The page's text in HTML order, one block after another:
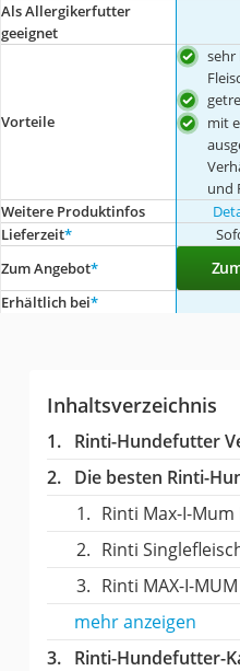
Als Allergikerfutter
geeignet
Vorteile
sehr
mit
und
Weitere Produktinfos
Lieferzeit*
Zum Angebot*
Erhältlich bei*
Inhaltsverzeichnis
Rinti-Hundefutter
Die besten Rinti-
Rinti Max-I-Mum
Rinti
Rinti MAX-I-
mehr anzeigen
Rinti-Hundefutter-